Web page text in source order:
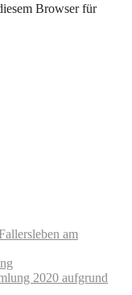
Browser für
am
2020 aufgrund